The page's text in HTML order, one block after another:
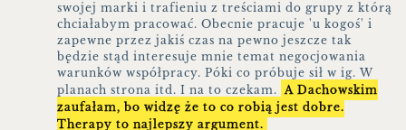
swojej marki i trafieniu z treściami do grupy z którą
chciałabym pracować. Obecnie pracuje 'u kogoś' i
zapewne przez jakiś czas na pewno jeszcze tak
będzie stąd interesuje mnie temat negocjowania
warunków współpracy. Póki co próbuje sił w ig. W
planach strona itd. I na to czekam. A Dachowskim
zaufałam, bo widzę że to co robią jest dobre.
Therapy to najlepszy argument.